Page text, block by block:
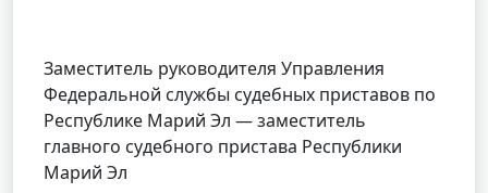
Заместитель руководителя Управления
Федеральной службы судебных приставов по
Республике Марий Эл — заместитель
главного судебного пристава Республики
Марий Эл